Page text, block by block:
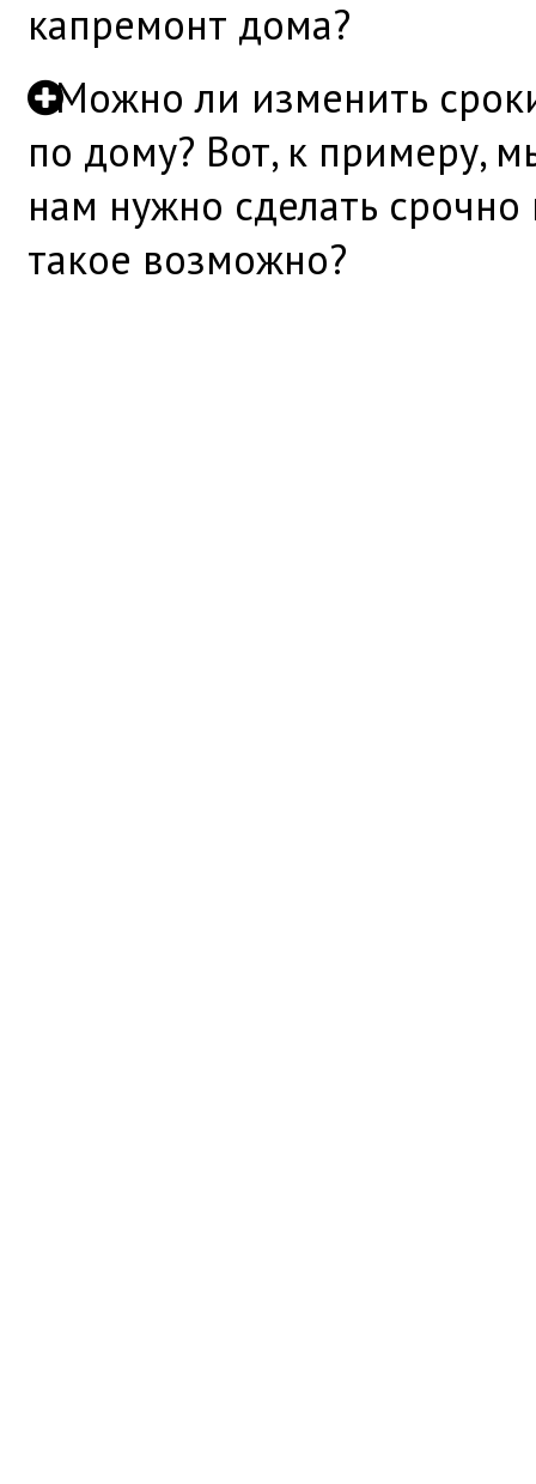
капремонт дома?
Можно ли изменить
по дому? Вот, к примеру,
нам нужно сделать
такое возможно?